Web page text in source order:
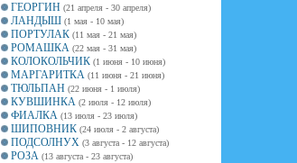
ГЕОРГИН (21 апреля - 30 апреля)
ЛАНДЫШ (1 мая - 10 мая)
ПОРТУЛАК (11 мая - 21 мая)
РОМАШКА (22 мая - 31 мая)
КОЛОКОЛЬЧИК (1 июня - 10 июня)
МАРГАРИТКА (11 июня - 21 июня)
ТЮЛЬПАН (22 июня - 1 июля)
КУВШИНКА (2 июля - 12 июля)
ФИАЛКА (13 июля - 23 июля)
ШИПОВНИК (24 июля - 2 августа)
ПОДСОЛНУХ (3 августа - 12 августа)
РОЗА (13 августа - 23 августа)